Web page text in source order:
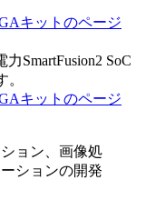
キットのページ
SmartFusion2 SoC
キットのページ
ョン、画像処
ションの開発